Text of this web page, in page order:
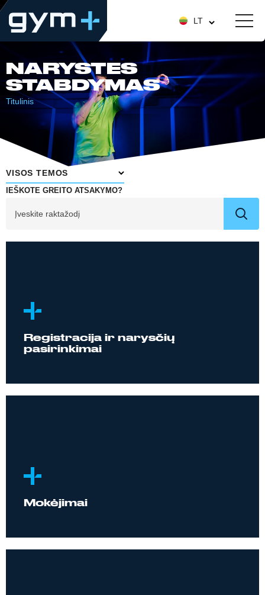
LT
NARYSTES
STABDYMAS
Titulinis
VISOS TEMOS
IEŠKOTE GREITO ATSAKYMO?
Registracija ir narysčių
pasirinkimai
Mokėjimai